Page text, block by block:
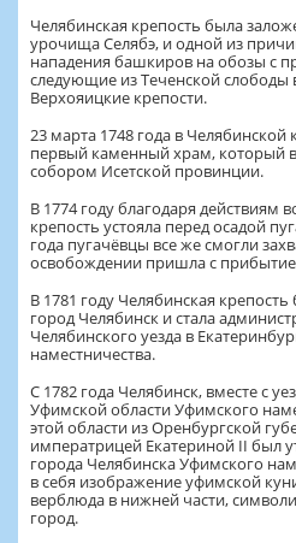
Челябинская крепость была
урочища Селябэ, и одной из
нападения башкиров на обозы с
следующие из Теченской слободы
Верхояицкие крепости.
23 марта 1748 года в
первый каменный храм, который
собором Исетской провинции.
В 1774 году благодаря действиям
крепость устояла перед осадой
года пугачёвцы все же смогли
освобождении пришла с
В 1781 году Челябинская
город Челябинск и стала
Челябинского уезда в
наместничества.
С 1782 года Челябинск, вместе с
Уфимской области Уфимского
этой области из Оренбургской
императрицей Екатериной II был
города Челябинска Уфимского
в себя изображение уфимской
верблюда в нижней части,
город.